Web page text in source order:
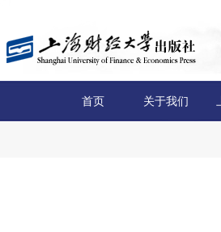
首页 关于我们